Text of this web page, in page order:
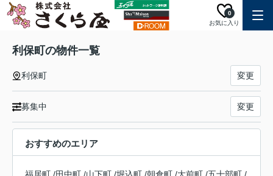
お気に入り
0
利保町の物件一覧
利保町 変更
募集中 変更
おすすめのエリア